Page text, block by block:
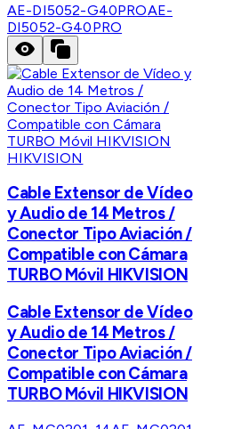
AE-DI5052-G40PROAE-
DI5052-G40PRO
HIKVISION
Cable Extensor de Vídeo
y Audio de 14 Metros /
Conector Tipo Aviación /
Compatible con Cámara
TURBO Móvil HIKVISION
Cable Extensor de Vídeo
y Audio de 14 Metros /
Conector Tipo Aviación /
Compatible con Cámara
TURBO Móvil HIKVISION